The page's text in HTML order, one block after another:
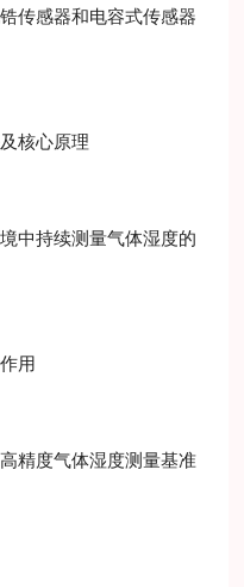
传感器和电容式传感器
核心原理
中持续测量气体湿度的
用
精度气体湿度测量基准